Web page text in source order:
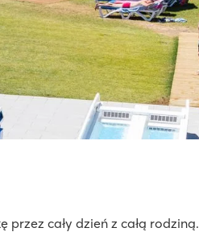
cały dzień z całą rodziną.